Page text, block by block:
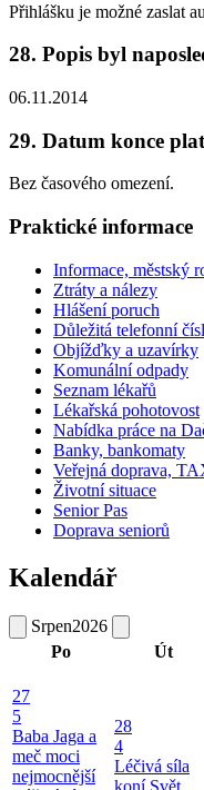
Přihlášku je možné zaslat
28. Popis byl
06.11.2014
29. Datum konce
Bez časového omezení.
Praktické informace
Informace, městský
Ztráty a nálezy
Hlášení poruch
Důležitá telefonní
Objížďky a uzavírky
Komunální odpady
Seznam lékařů
Lékařská pohotovost
Nabídka práce na
Banky, bankomaty
Veřejná doprava,
Životní situace
Senior Pas
Doprava seniorů
Kalendář
Srpen2026
Po
Út
27
5
Baba Jaga a
meč moci
nejmocnější
28
4
Léčivá síla
koní Svět